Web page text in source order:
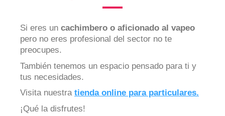
Si eres un cachimbero o aficionado al vapeo
pero no eres profesional del sector no te
preocupes.
También tenemos un espacio pensado para ti y
tus necesidades.
Visita nuestra tienda online para particulares.
¡Qué la disfrutes!